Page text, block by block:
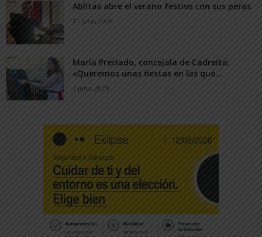
Ablitas abre el verano festivo con sus peras
11 julio, 2026
María Preciado, concejala de Cadreita:
«Queremos unas fiestas en las que...
7 julio, 2026